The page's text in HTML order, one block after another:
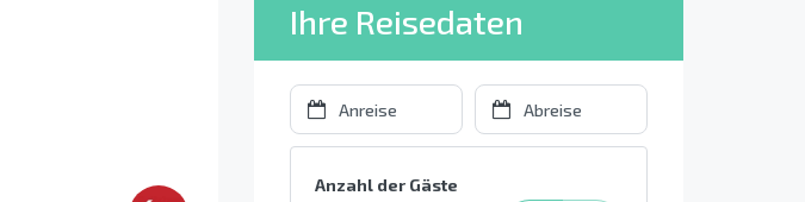
Ihre Reisedaten
Anzahl der Gäste